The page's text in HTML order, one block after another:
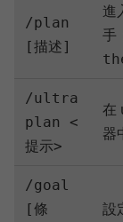
/plan
[描述]
進
手
/ultra
plan <
提示>
在
器
/goal
[條
設